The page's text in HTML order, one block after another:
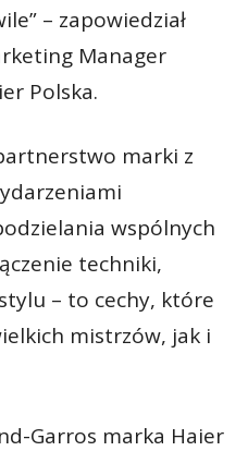
– zapowiedział
Manager
Polska.
marki z
wspólnych
techniki,
– to cechy, które
mistrzów, jak i
Garros marka Haier